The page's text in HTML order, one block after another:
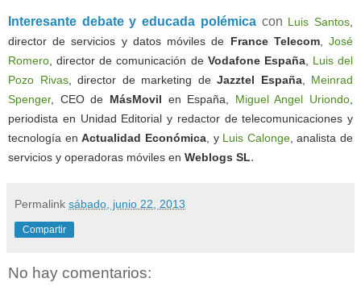
Interesante debate y educada polémicacon Luis Santos
director de servicios y datos móviles de France Telecom,José
Romero , director de comunicación de Vodafone España, Luis del
Pozo Rivas, director de marketing de Jazztel España, Meinrad
Spenger
CEOde MásMovil en España, Miguel Angel Uriondo
periodista en Unidad Editorial y redactor de telecomunicaciones y
tecnología enActualidad Económica, y Luis Calonge, analista de
servicios y operadoras móviles en Weblogs SL.
Permalink sábado, junio 22, 2013
Compartir
No hay comentarios: